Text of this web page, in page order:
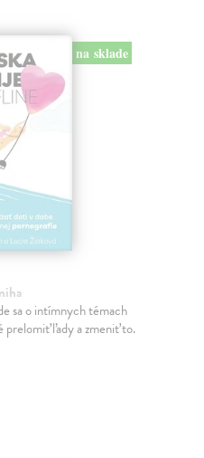
na sklade
sa o intímnych témach
prelomiť ľady a zmeniť to.